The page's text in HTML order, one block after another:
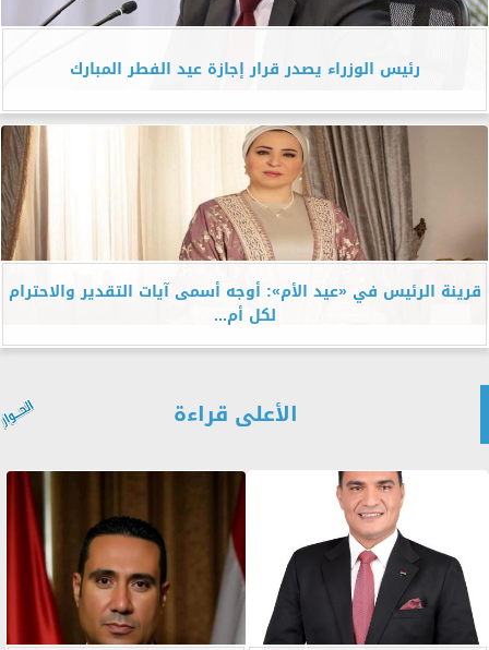
رئيس الوزراء يصدر قرار إجازة عيد الفطر المبارك
قرينة الرئيس في «عيد الأم»: أوجه أسمى آيات التقدير والاحترام
لكل أم...
الأعلى قراءة